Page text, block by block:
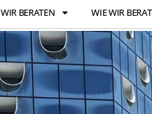
BERATEN WIE WIR